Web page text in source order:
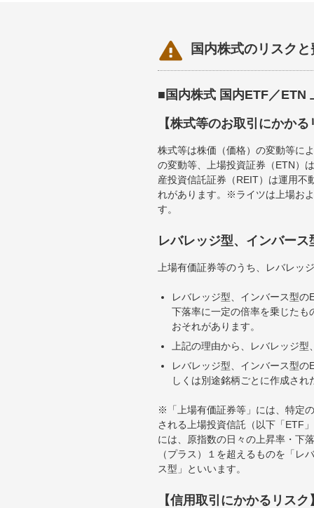
 国内株式のリスク
■国内株式 国内ETF／ETN
【株式等のお取引にかか
株式等は株価（価格）の変動等に
の変動等、上場投資証券（ETN）
産投資信託証券（REIT）は運用不
れがあります。※ライツは上場お
す。
レバレッジ型、インバー
上場有価証券等のうち、レバレ
レバレッジ型、インバース型
下落率に一定の倍率を乗じた
おそれがあります。
上記の理由から、レバレッジ
レバレッジ型、インバース型
しくは別途銘柄ごとに作成さ
※「上場有価証券等」には、特定
される上場投資信託（以下「ETF
には、原指数の日々の上昇率・下
（プラス）１を超えるものを「
ス型」といいます。
【信用取引にかかるリスク